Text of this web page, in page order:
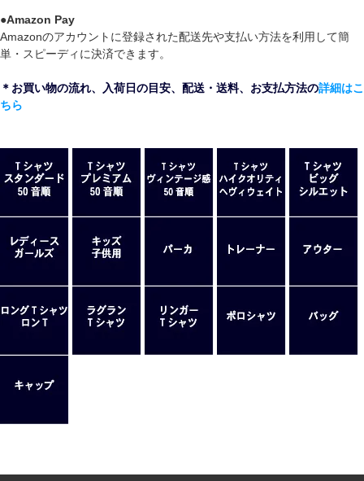
●Amazon Pay
Amazonのアカウントに登録された配送先や支払い方法を利用して簡
単・スピーディに決済できます。
＊お買い物の流れ、入荷日の目安、配送・送料、お支払方法の詳細はこ
ちら